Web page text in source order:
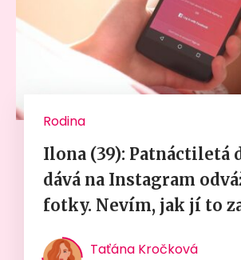
Rodina
Ilona (39): Patnáctiletá
dává na Instagram
fotky. Nevím, jak jí to
Taťána Kročková